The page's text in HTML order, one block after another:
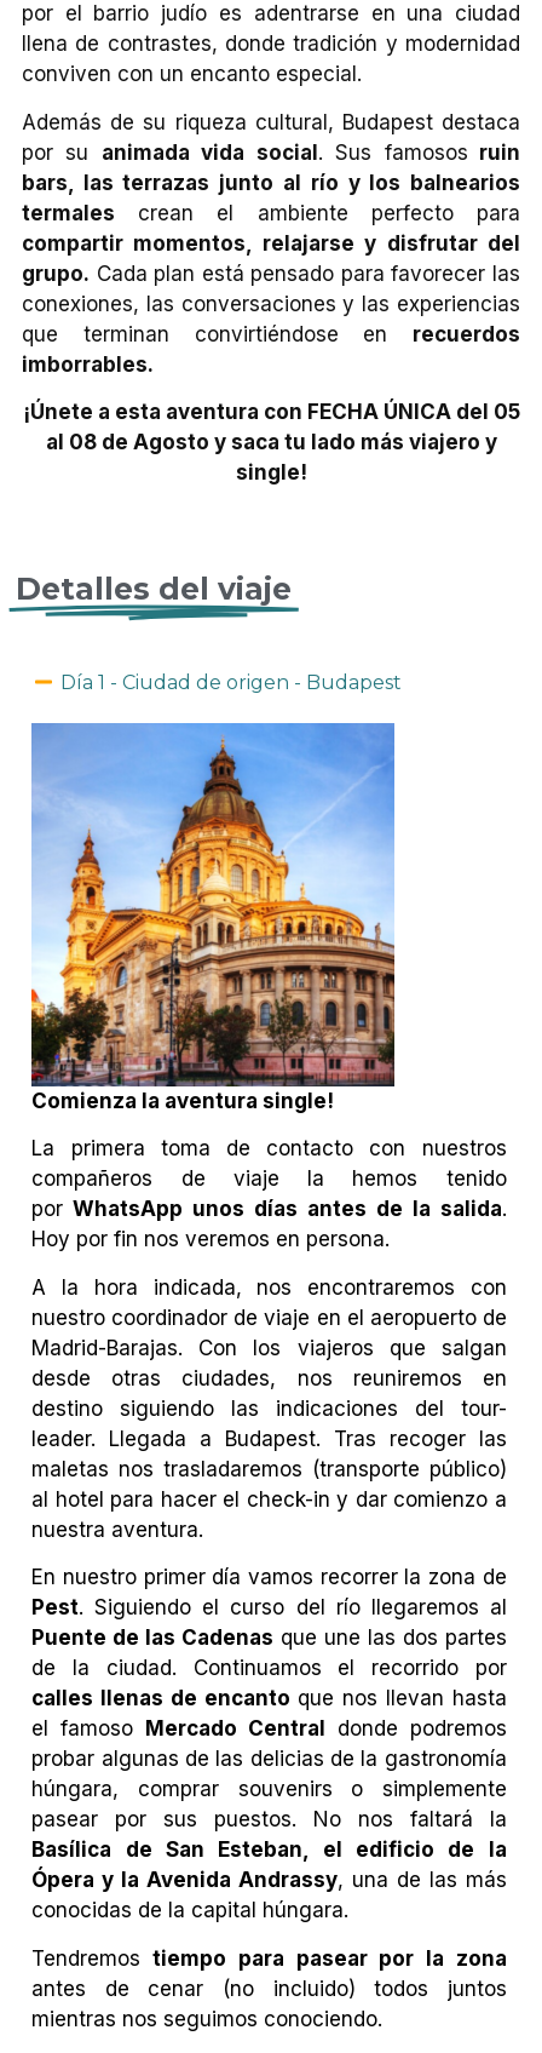
por el barrio judío es adentrarse en una ciudad
llena de contrastes, donde tradición y modernidad
conviven con un encanto especial.
Además de su riqueza cultural, Budapest destaca
por su animada vida social. Sus famosos ruin
bars, las terrazas junto al río y los balnearios
termales crean el ambiente perfecto para
compartir momentos, relajarse y disfrutar del
grupo. Cada plan está pensado para favorecer las
conexiones, las conversaciones y las experiencias
que terminan convirtiéndose en recuerdos
imborrables.
¡Únete a esta aventura con FECHA ÚNICA del 05
al 08 de Agosto y saca tu lado más viajero y
single!
Detalles del viaje
Día 1 - Ciudad de origen - Budapest
Comienza la aventura single!
La primera toma de contacto con nuestros
compañeros de viaje la hemos tenido
por WhatsApp unos días antes de la salida.
Hoy por fin nos veremos en persona.
A la hora indicada, nos encontraremos con
nuestro coordinador de viaje en el aeropuerto de
Madrid-Barajas. Con los viajeros que salgan
desde otras ciudades, nos reuniremos en
destino siguiendo las indicaciones del tour-
leader. Llegada a Budapest. Tras recoger las
maletas nos trasladaremos (transporte público)
al hotel para hacer el check-in y dar comienzo a
nuestra aventura.
En nuestro primer día vamos recorrer la zona de
Pest. Siguiendo el curso del río llegaremos al
Puente de las Cadenas que une las dos partes
de la ciudad. Continuamos el recorrido por
calles llenas de encanto que nos llevan hasta
el famoso
Mercado Central
donde podremos
probar algunas de las delicias de la gastronomía
húngara, comprar souvenirs o simplemente
pasear por sus puestos. No nos faltará la
Basílica de San Esteban, el edificio de la
Ópera y la Avenida Andrassy, una de las más
conocidas de la capital húngara.
Tendremos tiempo para pasear por la zona
antes de cenar (no incluido) todos juntos
mientras nos seguimos conociendo.